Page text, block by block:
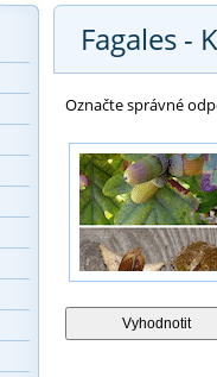
Fagales -
Označte správné